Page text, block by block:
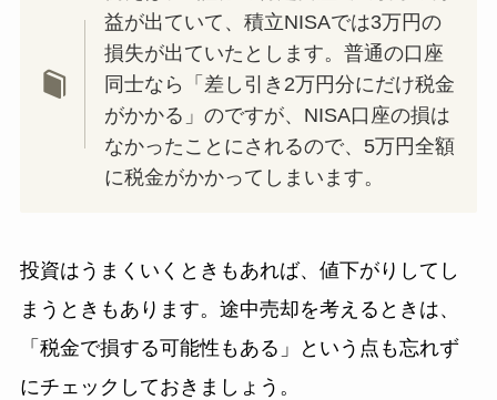
益が出ていて、積立NISAでは3万円の
損失が出ていたとします。普通の口座
同士なら「差し引き2万円分にだけ税金
がかかる」のですが、NISA口座の損は
なかったことにされるので、5万円全額
に税金がかかってしまいます。
投資はうまくいくときもあれば、値下がりしてし
まうときもあります。途中売却を考えるときは、
「税金で損する可能性もある」という点も忘れず
にチェックしておきましょう。